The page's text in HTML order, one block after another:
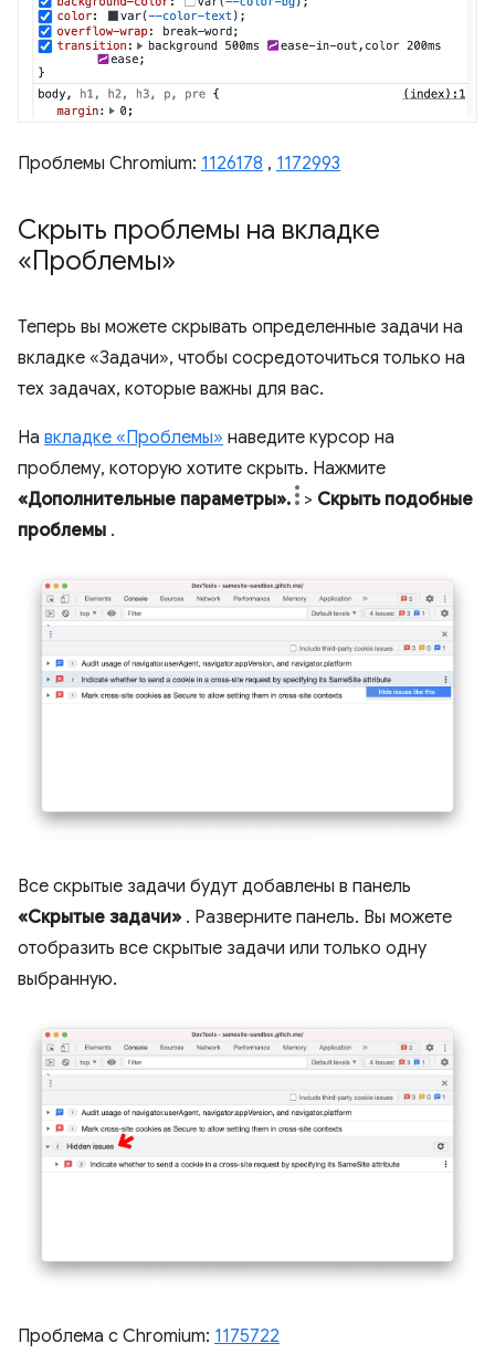
Проблемы Chromium: 1126178 , 1172993
Скрыть проблемы на вкладке
«Проблемы»
Теперь вы можете скрывать определенные задачи на
вкладке «Задачи», чтобы сосредоточиться только на
тех задачах, которые важны для вас.
На вкладке «Проблемы» наведите курсор на
проблему, которую хотите скрыть. Нажмите
«Дополнительные параметры».
> Скрыть подобные
проблемы .
Все скрытые задачи будут добавлены в панель
«Скрытые задачи» . Разверните панель. Вы можете
отобразить все скрытые задачи или только одну
выбранную.
Проблема с Chromium: 1175722